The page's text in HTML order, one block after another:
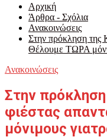
Αρχική
Άρθρα - Σχόλια
Ανακοινώσεις
Στην πρόκληση της
Θέλουμε ΤΩΡΑ
Ανακοινώσεις
Στην
φιέστας
μόνιμους